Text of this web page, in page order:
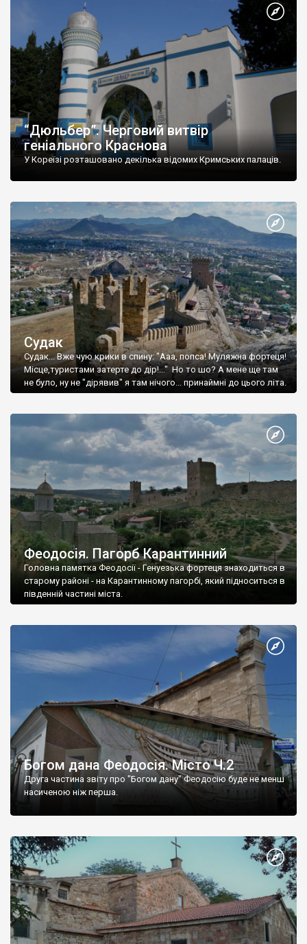
“Дюльбер”. Черговий витвір
геніального Краснова
У Кореїзі розташовано декілька відомих Кримських палаців.
Судак
Судак... Вже чую крики в спину: "Ааа, попса! Муляжна фортеця!
Місце,туристами затерте до дір!..." Но то шо? А мене ще там
не було, ну не "дірявив" я там нічого... принаймні до цього літа.
Феодосія. Пагорб Карантинний
Головна памятка Феодосії - Генуезька фортеця знаходиться в
старому районі - на Карантинному пагорбі, який підноситься в
південній частині міста.
Богом дана Феодосія. Місто Ч.2
Друга частина звіту про "Богом дану" Феодосію буде не менш
насиченою ніж перша.